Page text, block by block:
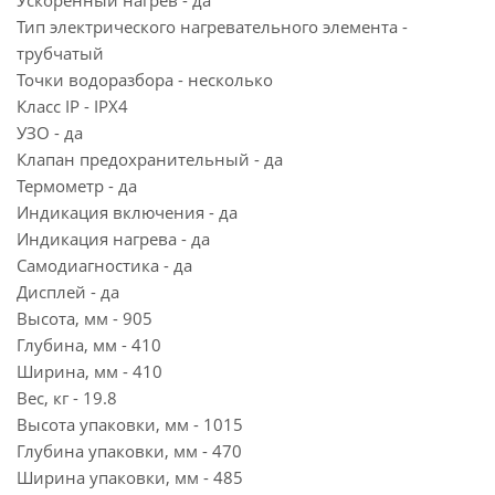
Тип электрического нагревательного элемента -
трубчатый
Точки водоразбора - несколько
Класс IP - IPX4
УЗО - да
Клапан предохранительный - да
Термометр - да
Индикация включения - да
Индикация нагрева - да
Самодиагностика - да
Дисплей - да
Высота, мм - 905
Глубина, мм - 410
Ширина, мм - 410
Вес, кг - 19.8
Высота упаковки, мм - 1015
Глубина упаковки, мм - 470
Ширина упаковки, мм - 485